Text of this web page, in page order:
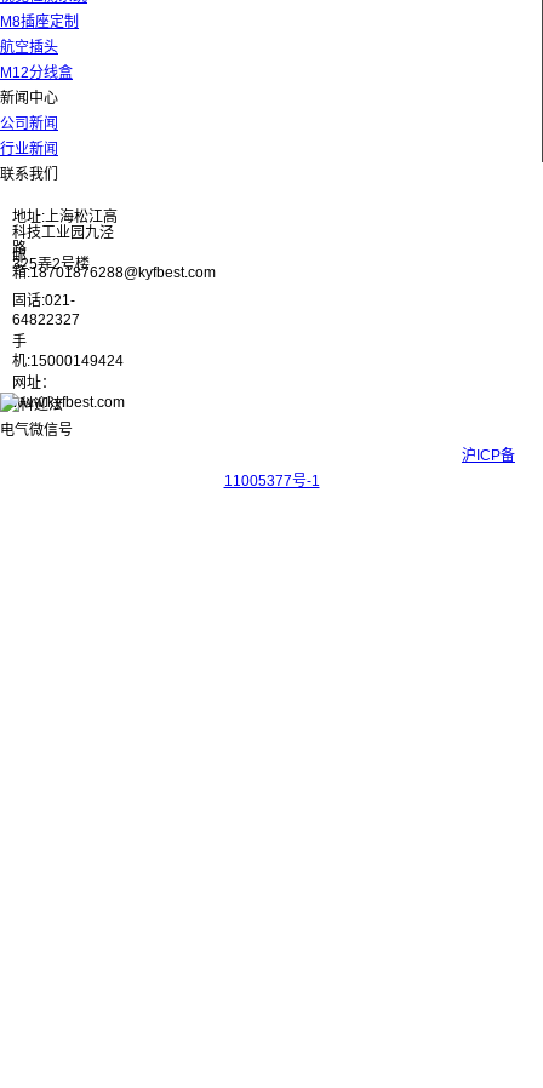
M8插座定制
航空插头
M12分线盒
新闻中心
公司新闻
行业新闻
联系我们
地址:上海松江高
科技工业园九泾
路
325弄2号楼
邮
箱:18701876288@kyfbest.com
固话:021-
64822327
手
机:15000149424
网址：
www.kyfbest.com
沪ICP备
11005377号-1